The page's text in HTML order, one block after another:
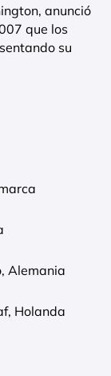
anunció
que los
su
Alemania
Holanda